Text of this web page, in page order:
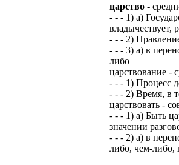
царство -
- - - 1) а)
владычествует,
- - - 2)
- - - 3) а) в
либо
царствование -
- - - 1) Процесс
- - - 2) Время, в
царствовать -
- - - 1) а) Быть
значении
- - - 2) а) в
либо, чем-либо,